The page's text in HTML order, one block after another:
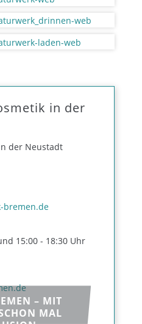
in der
der Neustadt
bremen.de
15:00 - 18:30 Uhr
– MIT
MAL